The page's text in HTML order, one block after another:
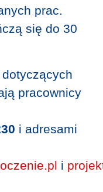
prac.
się do 30
pracownicy
i adresami
i